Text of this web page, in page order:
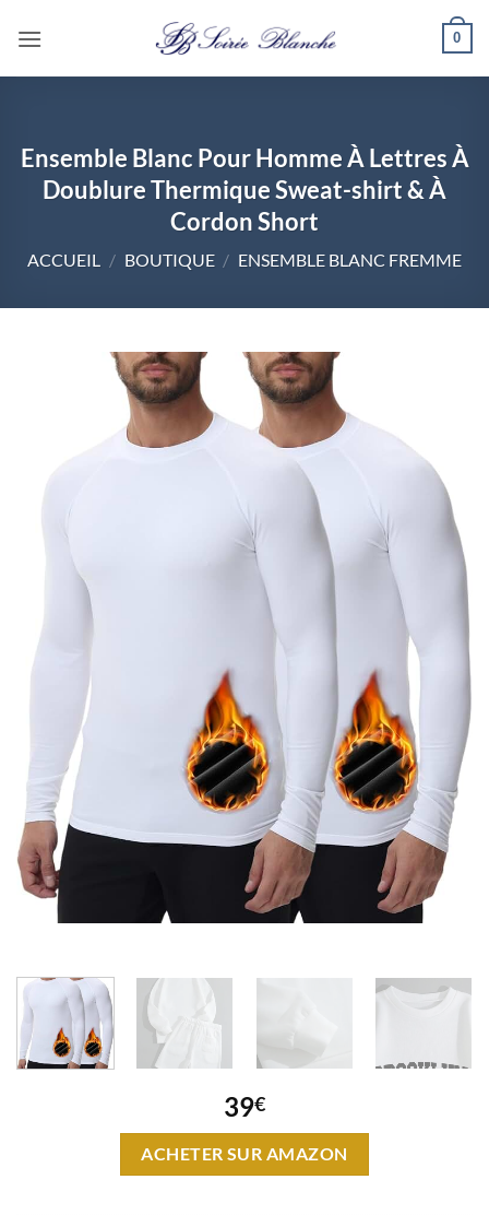
0
Ensemble Blanc Pour Homme À Lettres À
Doublure Thermique Sweat-shirt & À
Cordon Short
ACCUEIL / BOUTIQUE / ENSEMBLE BLANC FREMME
39€
ACHETER SUR AMAZON